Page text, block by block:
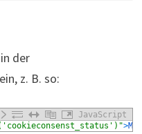
der
z. B. so:
JavaScript
>